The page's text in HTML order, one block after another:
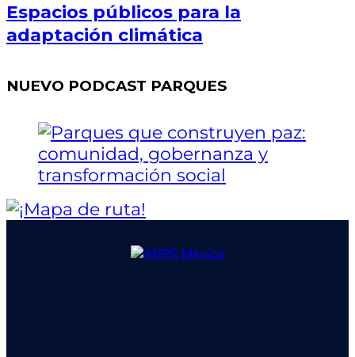
Espacios públicos para la
adaptación climática
NUEVO PODCAST PARQUES